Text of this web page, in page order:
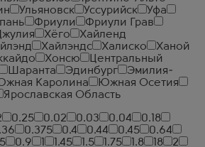
Ульяновск Уссурийск
Уфа
Фриули
Фриули Грав
Хёго
Хайленд
Хайлэндс Халиско
Ханой
Хонсю
Центральный
Шаранта Эдинбург
Эмилия-
Каролина
Южная Осетия
Ярославская Область
0.25 0.02 0.03 0.04
0.18
0.375 0.4 0.44 0.45
0.64
0.9 1.45 1.5 1.75 1.8 18
2